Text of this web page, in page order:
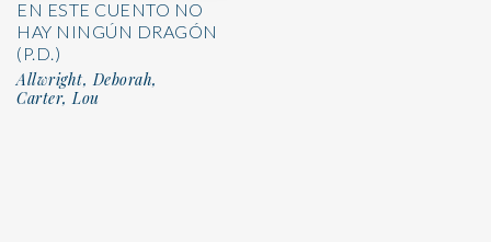
EN ESTE CUENTO NO
HAY NINGÚN DRAGÓN
(P.D.)
Allwright, Deborah,
Carter, Lou